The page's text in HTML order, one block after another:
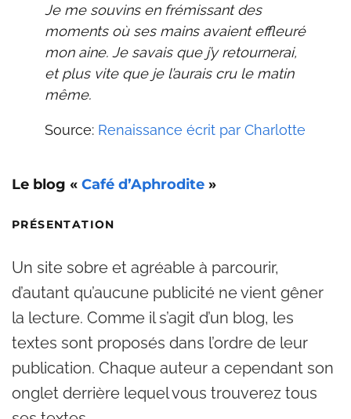
Je me souvins en frémissant des
moments où ses mains avaient effleuré
mon aine. Je savais que j’y retournerai,
et plus vite que je l’aurais cru le matin
même.
Source: Renaissance écrit par Charlotte
Le blog « Café d’Aphrodite »
PRÉSENTATION
Un site sobre et agréable à parcourir,
d’autant qu’aucune publicité ne vient gêner
la lecture. Comme il s’agit d’un blog, les
textes sont proposés dans l’ordre de leur
publication. Chaque auteur a cependant son
onglet derrière lequel vous trouverez tous